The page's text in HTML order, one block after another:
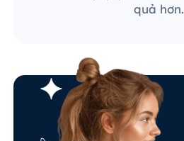
quả hơn.